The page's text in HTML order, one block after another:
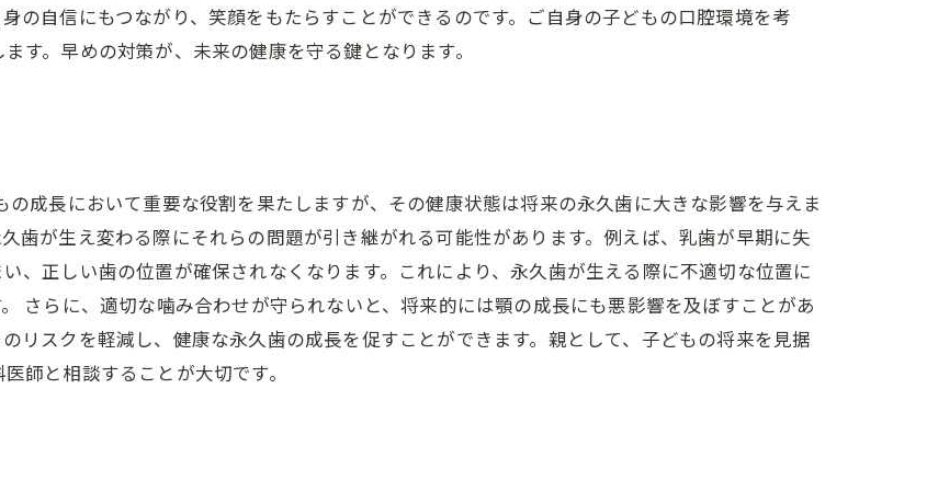
の自信にもつながり、笑顔をもたらすことができるのです。ご自身の子どもの口腔環境を考
す。早めの対策が、未来の健康を守る鍵となります。
成長において重要な役割を果たしますが、その健康状態は将来の永久歯に大きな影響を与えま
歯が生え変わる際にそれらの問題が引き継がれる可能性があります。例えば、乳歯が早期に失
、正しい歯の位置が確保されなくなります。これにより、永久歯が生える際に不適切な位置に
さらに、適切な噛み合わせが守られないと、将来的には顎の成長にも悪影響を及ぼすことがあ
リスクを軽減し、健康な永久歯の成長を促すことができます。親として、子どもの将来を見据
師と相談することが大切です。